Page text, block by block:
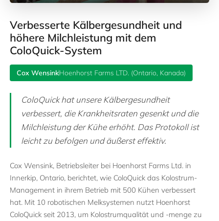
Verbesserte Kälbergesundheit und
höhere Milchleistung mit dem
ColoQuick-System
Cox WensinkHoenhorst Farms LTD. (Ontario, Kanada)
ColoQuick hat unsere Kälbergesundheit
verbessert, die Krankheitsraten gesenkt und die
Milchleistung der Kühe erhöht. Das Protokoll ist
leicht zu befolgen und äußerst effektiv.
Cox Wensink, Betriebsleiter bei Hoenhorst Farms Ltd. in
Innerkip, Ontario, berichtet, wie ColoQuick das Kolostrum-
Management in ihrem Betrieb mit 500 Kühen verbessert
hat. Mit 10 robotischen Melksystemen nutzt Hoenhorst
ColoQuick seit 2013, um Kolostrumqualität und -menge zu